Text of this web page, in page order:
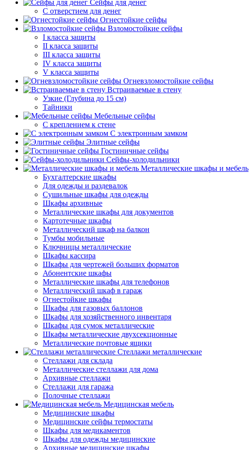
Сейфы для денег
С отверстием для денег
Огнестойкие сейфы
Взломостойкие сейфы
I класса защиты
II класса защиты
III класса защиты
IV класса защиты
V класса защиты
Огневзломостойкие сейфы
Встраиваемые в стену
Узкие (Глубина до 15 см)
Тайники
Мебельные сейфы
С креплением к стене
С электронным замком
Элитные сейфы
Гостиничные сейфы
Сейфы-холодильники
Металлические шкафы и мебель
Бухгалтерские шкафы
Для одежды и раздевалок
Сушильные шкафы для одежды
Шкафы архивные
Металлические шкафы для документов
Картотечные шкафы
Металлический шкаф на балкон
Тумбы мобильные
Ключницы металлические
Шкафы кассира
Шкафы для чертежей больших форматов
Абонентские шкафы
Металлические шкафы для телефонов
Металлический шкаф в гараж
Огнестойкие шкафы
Шкафы для газовых баллонов
Шкафы для хозяйственного инвентаря
Шкафы для сумок металлические
Шкафы металлические двухсекционные
Металлические почтовые ящики
Стеллажи металлические
Стеллажи для склада
Металлические стеллажи для дома
Архивные стеллажи
Стеллажи для гаража
Полочные стеллажи
Медицинская мебель
Медицинские шкафы
Медицинские сейфы термостаты
Шкафы для медикаментов
Шкафы для одежды медицинские
Архивные медицинские шкафы